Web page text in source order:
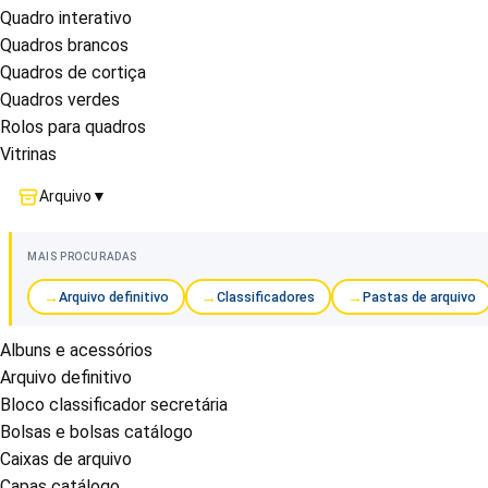
Quadro interativo
Quadros brancos
Quadros de cortiça
Quadros verdes
Rolos para quadros
Vitrinas
Arquivo ▼
MAIS PROCURADAS
Arquivo definitivo Classificadores Pastas de arquivo
Albuns e acessórios
Arquivo definitivo
Bloco classificador secretária
Bolsas e bolsas catálogo
Caixas de arquivo